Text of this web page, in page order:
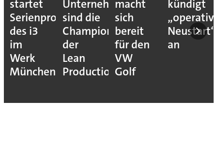
startet
Serienproduktion
des i3
im
Werk
München
Unternehmen
sind die
Champions
der
Lean
Production
macht
sich
bereit
für den
VW
Golf
kündigt
Neustart“
an